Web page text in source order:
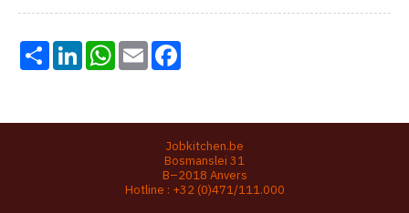
Share LinkedInWhatsApp
Email
Jobkitchen.be
Bosmanslei 31
B–2018 Anvers
Hotline : +32 (0)471/111.000